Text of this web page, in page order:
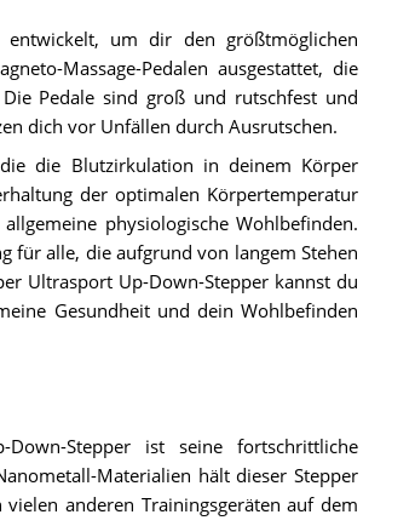
entwickelt, um dir den größtmöglichen
Massage-Pedalen ausgestattet, die
Pedale sind groß und rutschfest und
dich vor Unfällen durch Ausrutschen.
die Blutzirkulation in deinem Körper
der optimalen Körpertemperatur
physiologische Wohlbefinden.
für alle, die aufgrund von langem Stehen
Ultrasport Up-Down-Stepper kannst du
Gesundheit und dein Wohlbefinden
Stepper ist seine fortschrittliche
Materialien hält dieser Stepper
anderen Trainingsgeräten auf dem